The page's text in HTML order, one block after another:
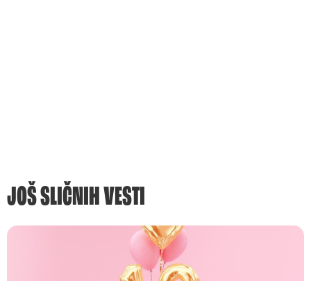
JOŠ SLIČNIH VESTI